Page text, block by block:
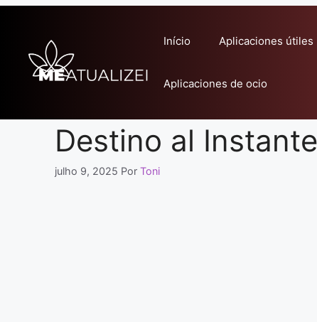
conteúdo
Início Aplicaciones útiles
Aplicaciones de ocio
Destino al
julho 9, 2025 Por Toni